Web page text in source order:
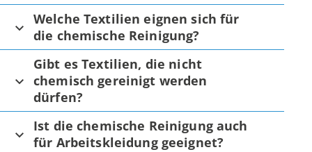
Welche Textilien eignen sich für
die chemische Reinigung?
Gibt es Textilien, die nicht
chemisch gereinigt werden
dürfen?
Ist die chemische Reinigung auch
für Arbeitskleidung geeignet?